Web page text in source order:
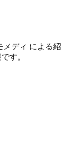
メディ による紹
す。